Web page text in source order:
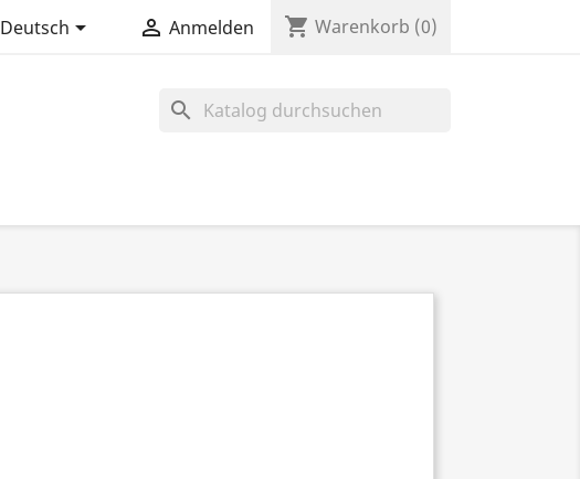
Deutsch  Anmelden shopping_cart Warenkorb (0)
search